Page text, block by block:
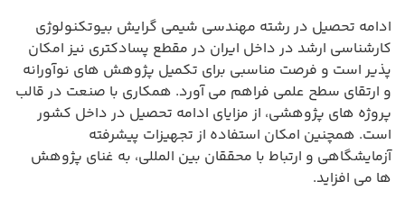
ادامه تحصیل در رشته مهندسی شیمی گرایش بیوتکنولوژی
کارشناسی ارشد در داخل ایران در مقطع پسادکتری نیز امکان
پذیر است و فرصت مناسبی برای تکمیل پژوهش های نوآورانه
و ارتقای سطح علمی فراهم می آورد. همکاری با صنعت در قالب
پروژه های پژوهشی، از مزایای ادامه تحصیل در داخل کشور
است. همچنین امکان استفاده از تجهیزات پیشرفته
آزمایشگاهی و ارتباط با محققان بین المللی، به غنای پژوهش
ها می افزاید.